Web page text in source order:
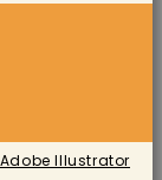
Illustrator